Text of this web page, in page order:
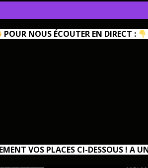
POUR NOUS ÉCOUTER EN DIRECT :
VOS PLACES CI-DESSOUS ! A